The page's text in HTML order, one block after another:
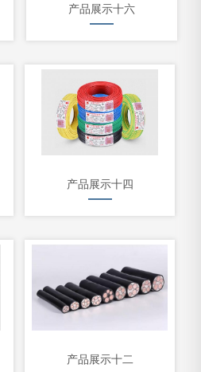
产品展示十六
产品展示十四
产品展示十二